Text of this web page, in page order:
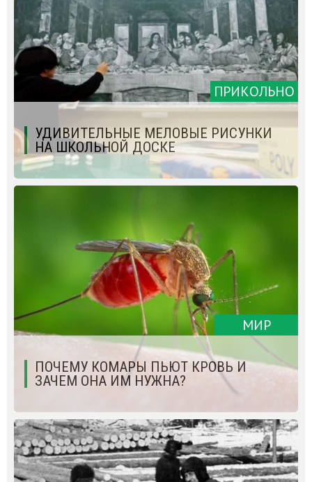
ПРИКОЛЬНО
УДИВИТЕЛЬНЫЕ МЕЛОВЫЕ РИСУНКИ
НА ШКОЛЬНОЙ ДОСКЕ
МИР
ПОЧЕМУ КОМАРЫ ПЬЮТ КРОВЬ И
ЗАЧЕМ ОНА ИМ НУЖНА?